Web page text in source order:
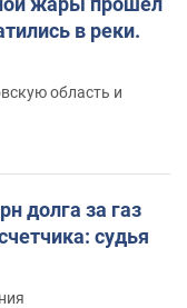
в реки.
область и
долга за газ
судья